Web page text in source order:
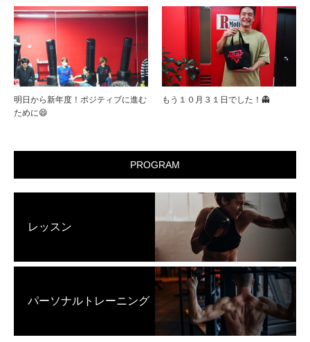
明日から新年度！ポジティブに進む
ために😄
もう１０月３１日でした！👻
PROGRAM
レッスン
パーソナルトレーニング